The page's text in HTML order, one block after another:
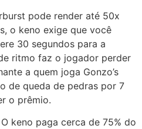
pode render até 50x
o keno exige que você
30 segundos para a
ritmo faz o jogador perder
a quem joga Gonzo’s
de queda de pedras por 7
o prêmio.
keno paga cerca de 75% do